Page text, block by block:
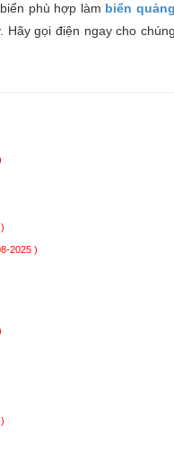
phù hợp làm biển quảng
Hãy gọi điện ngay cho chúng
2025 )